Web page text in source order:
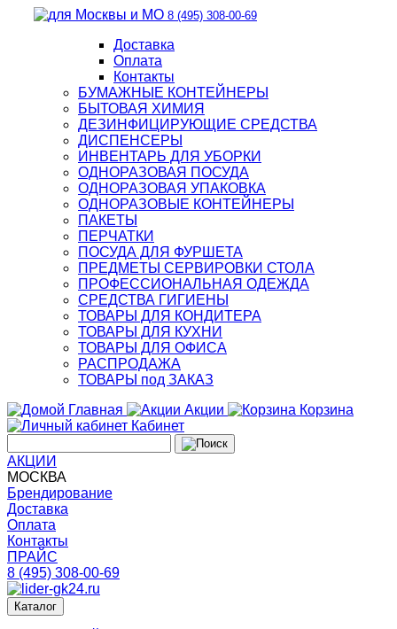
8 (495) 308-00-69
Доставка
Оплата
Контакты
БУМАЖНЫЕ КОНТЕЙНЕРЫ
БЫТОВАЯ ХИМИЯ
ДЕЗИНФИЦИРУЮЩИЕ СРЕДСТВА
ДИСПЕНСЕРЫ
ИНВЕНТАРЬ ДЛЯ УБОРКИ
ОДНОРАЗОВАЯ ПОСУДА
ОДНОРАЗОВАЯ УПАКОВКА
ОДНОРАЗОВЫЕ КОНТЕЙНЕРЫ
ПАКЕТЫ
ПЕРЧАТКИ
ПОСУДА ДЛЯ ФУРШЕТА
ПРЕДМЕТЫ СЕРВИРОВКИ СТОЛА
ПРОФЕССИОНАЛЬНАЯ ОДЕЖДА
СРЕДСТВА ГИГИЕНЫ
ТОВАРЫ ДЛЯ КОНДИТЕРА
ТОВАРЫ ДЛЯ КУХНИ
ТОВАРЫ ДЛЯ ОФИСА
РАСПРОДАЖА
ТОВАРЫ под ЗАКАЗ
Главная
Акции
Корзина
Кабинет
АКЦИИ
МОСКВА
Брендирование
Доставка
Оплата
Контакты
ПРАЙС
8 (495) 308-00-69
Каталог